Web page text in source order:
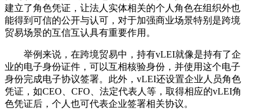
建立了角色凭证，让法人实体相关的个人角色在组织外也
能得到可信的公开与认可，对于加强商业场景特别是跨境
贸易场景的互信互认具有重要作用。
举例来说，在跨境贸易中，持有vLEI就像是持有了企
业的电子身份证件，可以互相核验身份，并使用这个电子
身份完成电子协议签署。此外，vLEI还设置企业人员角色
凭证，如CEO、CFO、法定代表人等，取得相应的vLEI角
色凭证后，个人也可代表企业签署相关协议。